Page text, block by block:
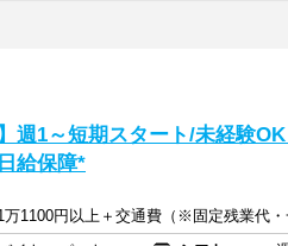
週1～短期スタート/未経験
給保障*
万1100円以上＋交通費（※固定残業代・